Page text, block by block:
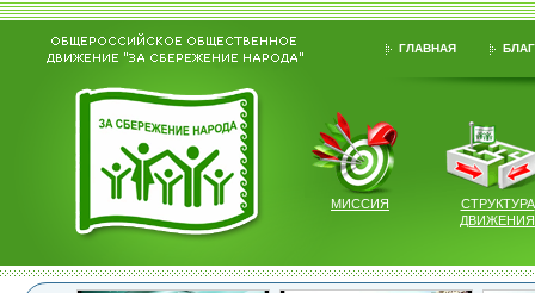
ГЛАВНАЯ
МИССИЯ
СТРУКТУРА
ДВИЖЕНИЯ